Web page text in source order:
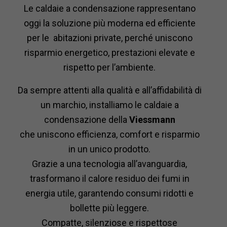
Le caldaie a condensazione rappresentano
oggi la soluzione più moderna ed efficiente
per le abitazioni private, perché uniscono
risparmio energetico, prestazioni elevate e
rispetto per l’ambiente.
Da sempre attenti alla qualità e all’affidabilità di
un marchio, installiamo le caldaie a
condensazione della Viessmann
che uniscono efficienza, comfort e risparmio
in un unico prodotto.
Grazie a una tecnologia all’avanguardia,
trasformano il calore residuo dei fumi in
energia utile, garantendo consumi ridotti e
bollette più leggere.
Compatte, silenziose e rispettose